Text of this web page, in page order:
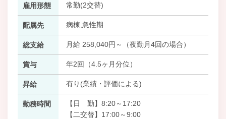
雇用形態 常勤(2交替)
配属先 病棟,急性期
総支給 月給 258,040円～（夜勤月4回の場合）
賞与 年2回（4.5ヶ月分位）
昇給 有り(業績・評価による)
勤務時間
【日 勤】8:20～17:20
【二交替】17:00～9:00